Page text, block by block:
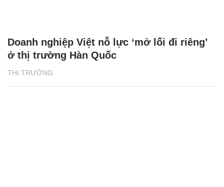
THỊ TRƯỜNG
Doanh nghiệp Việt nỗ lực ‘mở lối đi riêng’
ở thị trường Hàn Quốc